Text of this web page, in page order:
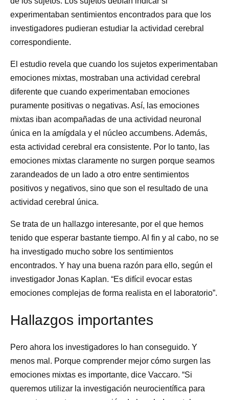
experimentaban sentimientos encontrados para que los
investigadores pudieran estudiar la actividad cerebral
correspondiente.
El estudio revela que cuando los sujetos experimentaban
emociones mixtas, mostraban una actividad cerebral
diferente que cuando experimentaban emociones
puramente positivas o negativas. Así, las emociones
mixtas iban acompañadas de una actividad neuronal
única en la amígdala y el núcleo accumbens. Además,
esta actividad cerebral era consistente. Por lo tanto, las
emociones mixtas claramente no surgen porque seamos
zarandeados de un lado a otro entre sentimientos
positivos y negativos, sino que son el resultado de una
actividad cerebral única.
Se trata de un hallazgo interesante, por el que hemos
tenido que esperar bastante tiempo. Al fin y al cabo, no se
ha investigado mucho sobre los sentimientos
encontrados. Y hay una buena razón para ello, según el
investigador Jonas Kaplan. “Es difícil evocar estas
emociones complejas de forma realista en el laboratorio”.
Hallazgos importantes
Pero ahora los investigadores lo han conseguido. Y
menos mal. Porque comprender mejor cómo surgen las
emociones mixtas es importante, dice Vaccaro. “Si
queremos utilizar la investigación neurocientífica para